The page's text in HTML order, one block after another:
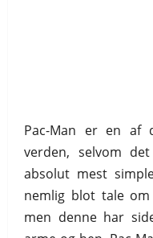
Pac-Man er en af
verden, selvom
absolut mest
nemlig blot tale
men denne har